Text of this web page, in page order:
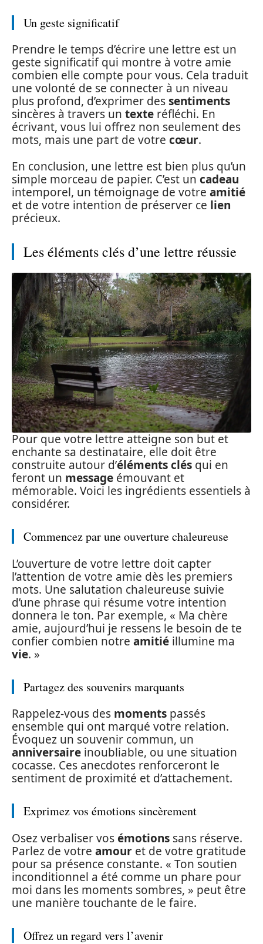
Un geste significatif
Prendre le temps d’écrire une lettre est un
geste significatif qui montre à votre amie
combien elle compte pour vous. Cela traduit
une volonté de se connecter à un niveau
plus profond, d’exprimer dessentiments
sincères à travers un texte réfléchi. En
écrivant, vous lui offrez non seulement des
mots, mais une part de votre cœur.
En conclusion, une lettre est bien plus qu’un
simple morceau de papier. C’est un cadeau
intemporel, un témoignage de votre amitié
et de votre intention de préserver ce lien
précieux.
Les éléments clés d’une lettre réussie
Pour que votre lettre atteigne son but et
enchante sa destinataire, elle doit être
construite autour d’éléments clés qui en
feront un message émouvant et
mémorable. Voici les ingrédients essentiels à
considérer.
Commencez par une ouverture chaleureuse
L’ouverture de votre lettre doit capter
l’attention de votre amie dès les premiers
mots. Une salutation chaleureuse suivie
d’une phrase qui résume votre intention
donnera le ton. Par exemple, « Ma chère
amie, aujourd’hui je ressens le besoin de te
confier combien notre amitié illumine ma
vie. »
Partagez des souvenirs marquants
Rappelez-vous des moments passés
ensemble qui ont marqué votre relation.
Évoquez un souvenir commun, un
anniversaire inoubliable, ou une situation
cocasse. Ces anecdotes renforceront le
sentiment de proximité et d’attachement.
Exprimez vos émotions sincèrement
Osez verbaliser vosémotions sans réserve.
Parlez de votre amour et de votre gratitude
pour sa présence constante. « Ton soutien
inconditionnel a été comme un phare pour
moi dans les moments sombres, » peut être
une manière touchante de le faire.
Offrez un regard vers l’avenir